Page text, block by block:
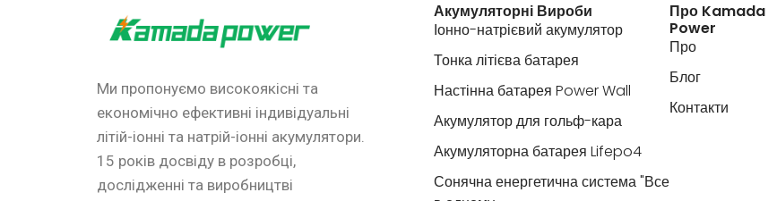
Ми пропонуємо високоякісні та
економічно ефективні індивідуальні
літій-іонні та натрій-іонні акумулятори.
15 років досвіду в розробці,
дослідженні та виробництві
Акумуляторні Вироби
Іонно-натрієвий акумулятор
Тонка літієва батарея
Настінна батарея Power Wall
Акумулятор для гольф-кара
Акумуляторна батарея Lifepo4
Сонячна енергетична система "Все
Про Kamada
Power
Про
Блог
Контакти